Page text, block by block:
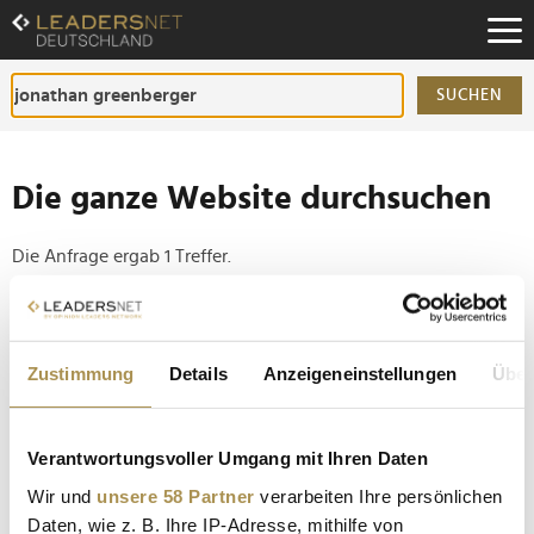
Zustimmung Details Anzeigeneinstellungen
Verantwortungsvoller Umgang mit Ihren Daten
Wir und unsere 58 Partner verarbeiten Ihre persönlichen
Daten, wie z. B. Ihre IP-Adresse, mithilfe von
Zum
Inhalt
Zur
Fußzeilen-
Navigation
SUCHEN
Die ganze Website durchsuchen
Die Anfrage ergab 1 Treffer.
Tipp
Seiten suchen, die genau diese Wortgruppe enthalten:
Personalie: Jonathan Greenberger